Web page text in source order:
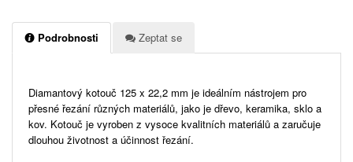
Podrobnosti Zeptat se
Diamantový kotouč 125 x 22,2 mm je ideálním nástrojem pro
přesné řezání různých materiálů, jako je dřevo, keramika, sklo a
kov. Kotouč je vyroben z vysoce kvalitních materiálů a zaručuje
dlouhou životnost a účinnost řezání.